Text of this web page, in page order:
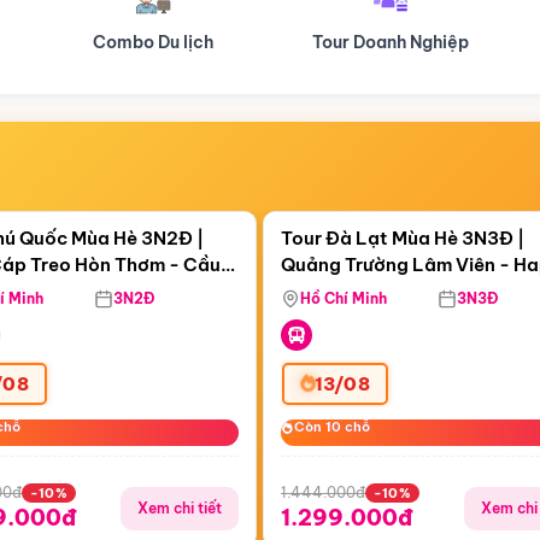
Tour Doanh Nghiệp Du lịch Hành Hương
17:39:25
Treo Hòn Thơm
Quốc Mùa Hè 3N2Đ |
Treo Hòn Thơm - Cầu
Viên Nước Aquatopia
Minh 3N2Đ
-10%
Xem chi tiết
Còn05 ngày 17:39:25
Tour Đà Lạt Mùa Hè 3N3Đ |
Quảng Trường Lâm Viên -
Hill - Puppy Farm
Hồ Chí Minh 3N3Đ
13/08
Còn 10 chỗ
Còn 10 chỗ
1.444.000đ -10%
1.299.000đ Xem